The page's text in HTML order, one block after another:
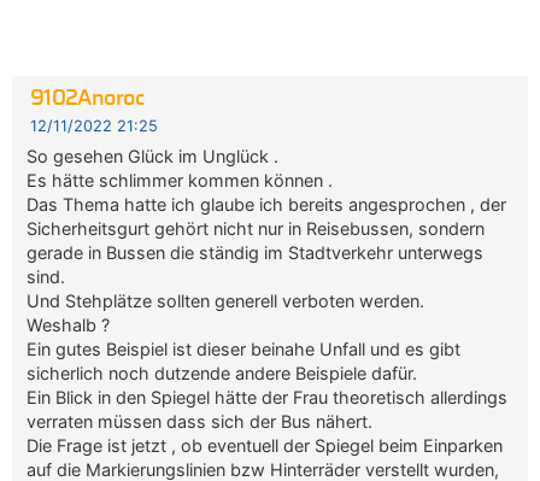
9102Anoroc
12/11/2022 21:25
So gesehen Glück im Unglück .
Es hätte schlimmer kommen können .
Das Thema hatte ich glaube ich bereits angesprochen , der
Sicherheitsgurt gehört nicht nur in Reisebussen, sondern
gerade in Bussen die ständig im Stadtverkehr unterwegs
sind.
Und Stehplätze sollten generell verboten werden.
Weshalb ?
Ein gutes Beispiel ist dieser beinahe Unfall und es gibt
sicherlich noch dutzende andere Beispiele dafür.
Ein Blick in den Spiegel hätte der Frau theoretisch allerdings
verraten müssen dass sich der Bus nähert.
Die Frage ist jetzt , ob eventuell der Spiegel beim Einparken
auf die Markierungslinien bzw Hinterräder verstellt wurden,